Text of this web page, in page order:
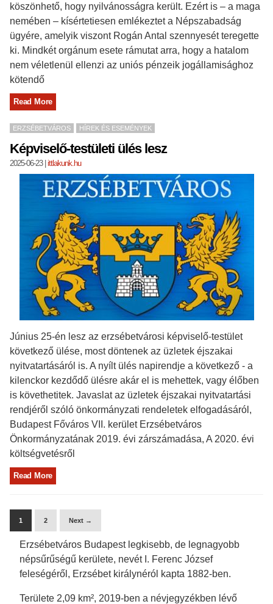
köszönhető, hogy nyilvánosságra került. Ezért is – a maga
nemében – kísértetiesen emlékeztet a Népszabadság
ügyére, amelyik viszont Rogán Antal szennyesét teregette
ki. Mindkét orgánum esete rámutat arra, hogy a hatalom
nem véletlenül ellenzi az uniós pénzeik jogállamisághoz
kötendő
Read More
ERZSÉBETVÁROS HÍREK ÉS ESEMÉNYEK
Képviselő-testületi ülés lesz
2025-06-23| ittlakunk.hu
Június 25-én lesz az erzsébetvárosi képviselő-testület
következő ülése, most döntenek az üzletek éjszakai
nyitvatartásáról is. A nyílt ülés napirendje a következő - a
kilenckor kezdődő ülésre akár el is mehettek, vagy élőben
is követhetitek. Javaslat az üzletek éjszakai nyitvatartási
rendjéről szóló önkormányzati rendeletek elfogadásáról,
Budapest Főváros VII. kerület Erzsébetváros
Önkormányzatának 2019. évi zárszámadása, A 2020. évi
költségvetésről
Read More
1 2 Next →
Erzsébetváros Budapest legkisebb, de legnagyobb
népsűrűségű kerülete, nevét I. Ferenc József
feleségéről, Erzsébet királynéról kapta 1882-ben.
Területe 2,09 km², 2019-ben a névjegyzékben lévő